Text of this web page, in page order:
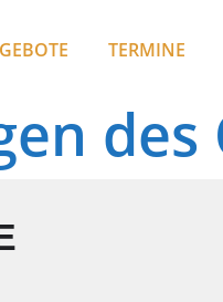
TERMINE
des